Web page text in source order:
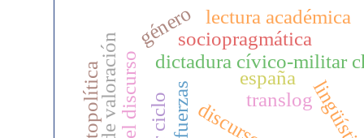
dictadura cívico-militar
translog
sociopragmática
género lectura académica
glotopolítica españa